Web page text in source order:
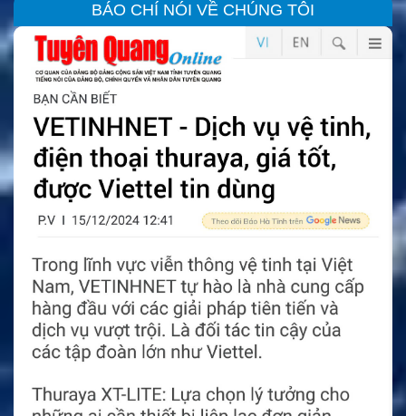
BÁO CHÍ NÓI VỀ CHÚNG TÔI